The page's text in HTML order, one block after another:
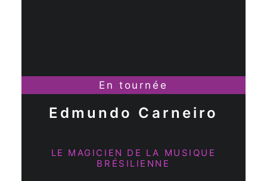
En tournée
Edmundo Carneiro
LE MAGICIEN DE LA MUSIQUE
BRÉSILIENNE